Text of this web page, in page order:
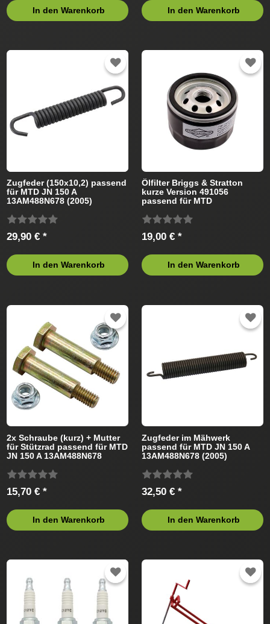
In den Warenkorb In den Warenkorb
Zugfeder (150x10,2) passend
für MTD JN 150 A
13AM488N678 (2005)
29,90 € *
In den Warenkorb
Ölfilter Briggs & Stratton
kurze Version 491056
passend für MTD
19,00 € *
In den Warenkorb
2x Schraube (kurz) + Mutter
für Stützrad passend für MTD
JN 150 A 13AM488N678
15,70 € *
In den Warenkorb
Zugfeder im Mähwerk
passend für MTD JN 150 A
13AM488N678 (2005)
32,50 € *
In den Warenkorb